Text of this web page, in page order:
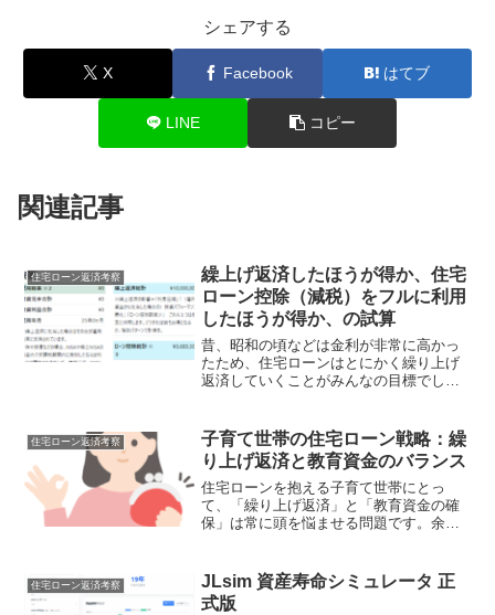
シェアする
X Facebook はてブ
LINE コピー
関連記事
住宅ローン返済考察
繰上げ返済したほうが得か、住宅
ローン控除（減税）をフルに利用
したほうが得か、の試算
昔、昭和の頃などは金利が非常に高かっ
たため、住宅ローンはとにかく繰り上げ
返済していくことがみんなの目標でし
に増える時代もありました。つまり借り
るときの金利も高いわけで、...
住宅ローン返済考察
子育て世帯の住宅ローン戦略：繰
り上げ返済と教育資金のバランス
住宅ローンを抱える子育て世帯にとっ
て、「繰り上げ返済」と「教育資金の確
保」は常に頭を悩ませる問題です。余裕
事では、子育て世帯特有の視点から住宅
ローンの繰り上げ返済につい...
住宅ローン返済考察
JLsim 資産寿命シミュレータ 正
式版